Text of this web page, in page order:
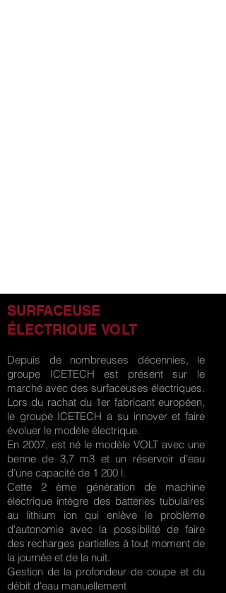
SURFACEUSE
ÉLECTRIQUE VOLT
Depuis de nombreuses décennies, le
groupe ICETECH est présent sur le
marché avec des surfaceuses électriques.
Lors du rachat du 1er fabricant européen,
le groupe ICETECH a su innover et faire
évoluer le modèle électrique.
En 2007, est né le modèle VOLT avec une
benne de 3,7 m3 et un réservoir d’eau
d’une capacité de 1 200 l.
Cette 2 ème génération de machine
électrique intègre des batteries tubulaires
au lithium ion qui enlève le problème
d'autonomie avec la possibilité de faire
des recharges partielles à tout moment de
la journée et de la nuit.
Gestion de la profondeur de coupe et du
débit d'eau manuellement